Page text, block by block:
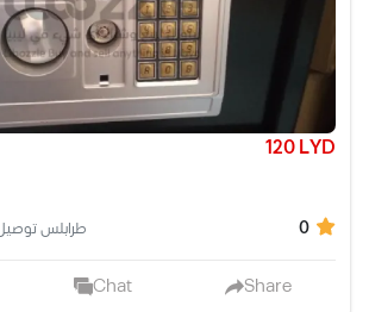
120 LYD
طرابلس 0
Chat Share